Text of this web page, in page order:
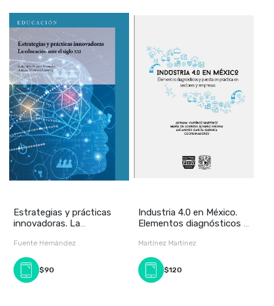
Estrategias y prácticas
innovadoras. La
Fuente Hernández
$90
Industria 4.0 en México.
Elementos diagnósticos y
Martínez Martínez
$120